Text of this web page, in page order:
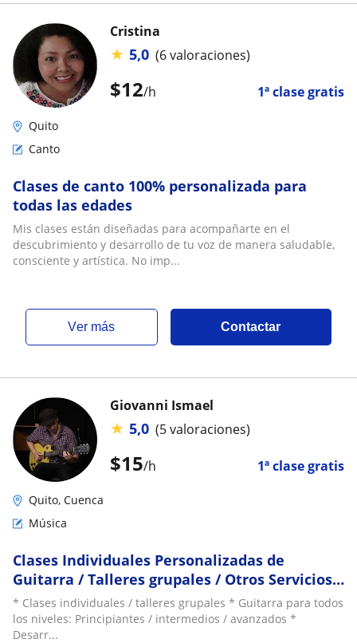
$12/h 1ª clase gratis
Cristina
★ 5,0 (6 valoraciones)
Quito
Canto
Clases de canto 100% personalizada para
todas las edades
Mis clases están diseñadas para acompañarte en el
descubrimiento y desarrollo de tu voz de manera saludable,
consciente y artística. No imp...
ver más Contactar
$15/h 1ª clase gratis
Giovanni Ismael
★ 5,0 (5 valoraciones)
Quito, Cuenca
Música
Clases Individuales Personalizadas de
Guitarra / Talleres grupales / Otros Servicios
musicales
* Clases individuales / talleres grupales * Guitarra para todos
los niveles: Principiantes / intermedios / avanzados *
Desarr...